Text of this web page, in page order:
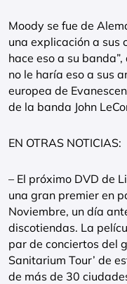
Moody se fue de
una explicación a sus
hace eso a su
no le haría eso a sus
europea de
de la banda John
EN OTRAS NOTICIAS:
– El próximo DVD de
una gran premier en
Noviembre, un día
discotiendas. La
par de conciertos del
Sanitarium Tour’ de
de más de 30